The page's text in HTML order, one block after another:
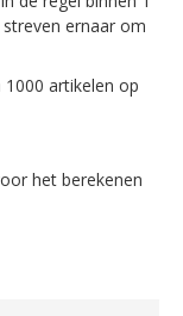
ernaar om
artikelen op
het berekenen